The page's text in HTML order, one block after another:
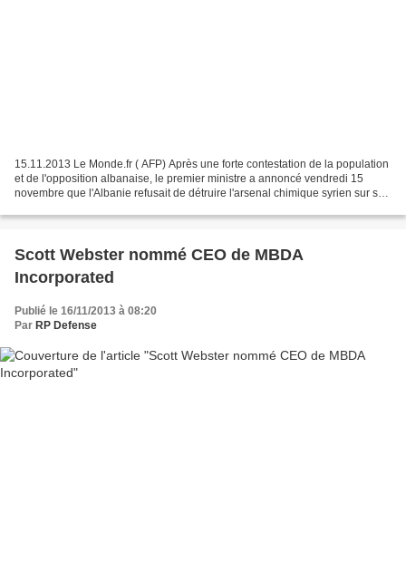
15.11.2013 Le Monde.fr ( AFP) Après une forte contestation de la population
et de l'opposition albanaise, le premier ministre a annoncé vendredi 15
novembre que l'Albanie refusait de détruire l'arsenal chimique syrien sur son
Scott Webster nommé CEO de MBDA
Incorporated
Publié le 16/11/2013 à 08:20
Par RP Defense